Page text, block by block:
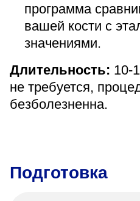
программа
вашей кости с
значениями.
Длительность: 10-
не требуется,
безболезненна.
Подготовка